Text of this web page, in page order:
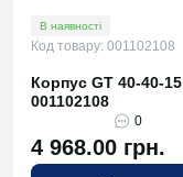
В наявності
Код товару: 001102108
Корпус GT 40-40-15
001102108
0
4 968.00 грн.